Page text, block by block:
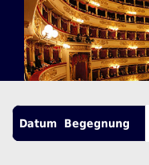
Datum Begegnung